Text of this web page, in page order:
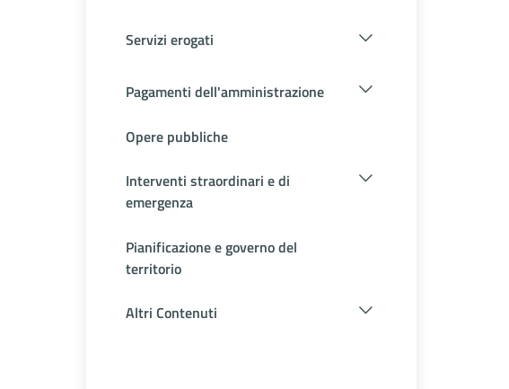
Servizi erogati
Pagamenti dell'amministrazione
Opere pubbliche
Interventi straordinari e di
emergenza
Pianificazione e governo del
territorio
Altri Contenuti